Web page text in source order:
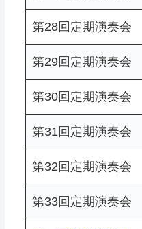
第28回定期演奏会
第29回定期演奏会
第30回定期演奏会
第31回定期演奏会
第32回定期演奏会
第33回定期演奏会